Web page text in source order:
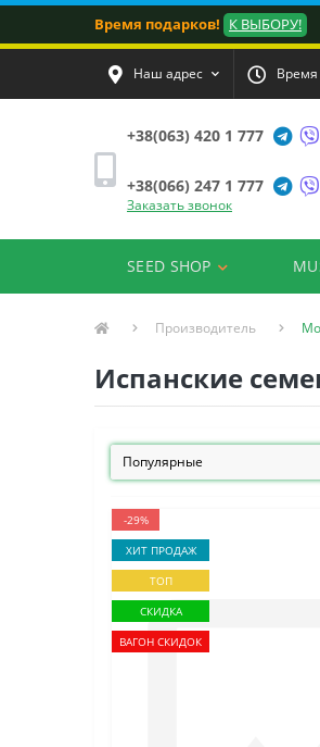
Время подарков! К ВЫБОРУ!
Наш адрес
+38(063) 420 1 777
+38(066) 247 1 777
Заказать звонок
SEED SHOP
Производитель
Испанские
-29%
ХИТ ПРОДАЖ
ТОП
СКИДКА
ВАГОН СКИДОК